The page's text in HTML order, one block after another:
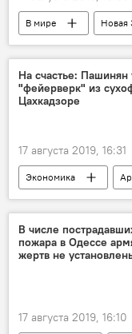
В мире Новая
ДТП
На счастье: Пашинян
"фейерверк" из
Цахкадзоре
17 августа 2019, 16:31
Экономика
Пашинян Никол
компания
Новости Армения
В числе
пожара в Одессе
жертв не
17 августа 2019, 16:10